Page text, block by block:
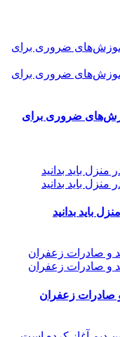
ضروری برای
باید بدانید
و صادرات زعفران